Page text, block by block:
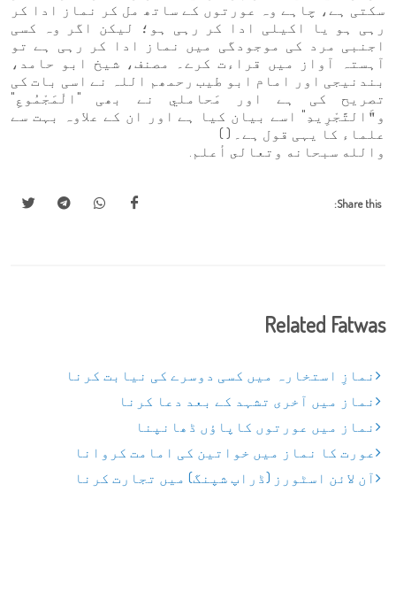
سکتی ہے، چاہے وہ عورتوں کے ساتھ مل کر نماز ادا کر
رہی ہو یا اکیلی ادا کر رہی ہو؛ لیکن اگر وہ کسی
اجنبی مرد کی موجودگی میں نماز ادا کر رہی ہے تو
آہستہ آواز میں قراءت کرے۔ مصنف، شیخ ابو حامد،
بندنیجی اور امام ابو طیب رحمھم اللہ نے اسی بات کی
تصریح کی ہے اور مَحاملي نے بھی "الْمَجْمُوعِ"
و"َالتَّجْرِيدِ" اسے بیان کیا ہے اور ان کے علاوہ بہت سے
علماء کا یہی قول ہے۔ ( )
والله سبحانه وتعالى أعلم.
Share this:
Related Fatwas
نمازِ استخارہ میں کسی دوسرے کی نیابت کرنا
نماز میں آخری تشہد کے بعد دعا کرنا
نماز میں عورتوں کاپاؤں ڈھانپنا
عورت کا نماز میں خواتین کی امامت کروانا
آن لائن اسٹورز (ڈراپ شپنگ) میں تجارت کرنا